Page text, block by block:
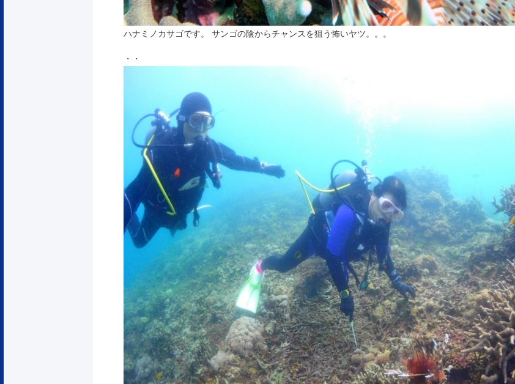
ハナミノカサゴです。 サンゴの陰からチャンスを狙う怖いヤツ。。。
・・